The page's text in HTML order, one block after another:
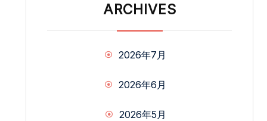
ARCHIVES
2026年7月
2026年6月
2026年5月